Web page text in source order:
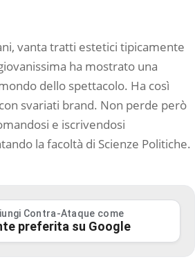
vanta tratti estetici tipicamente
ha mostrato una
dello spettacolo. Ha così
svariati brand. Non perde però
e iscrivendosi
la facoltà di Scienze Politiche.
Contra-Ataque come
preferita su Google